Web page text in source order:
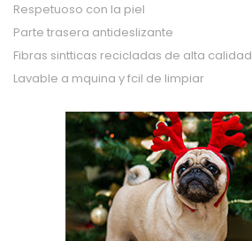
Respetuoso con la piel
Parte trasera antideslizante
Fibras sintticas recicladas de alta calidad
Lavable a mquina y fcil de limpiar